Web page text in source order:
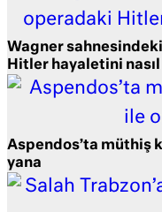
Wagner
Hitler hayaletini
Aspendos’ta müthiş
yana